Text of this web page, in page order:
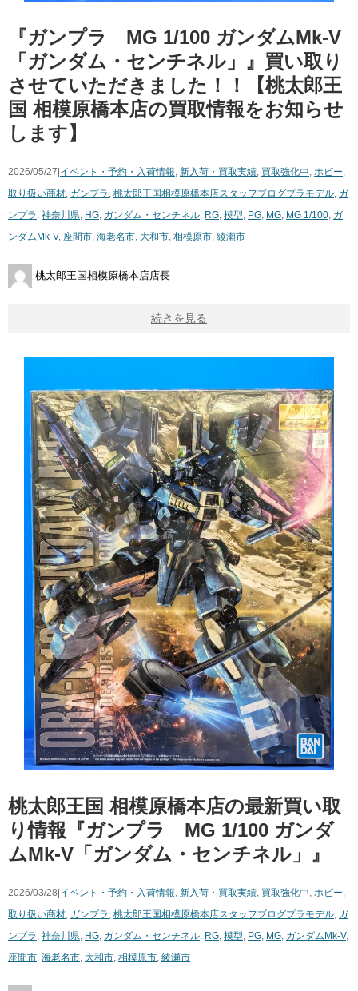
『ガンプラ MG ​1/100 ​ガンダムMk-V
「ガンダム・センチネル」』買い取り
させていただきました！！【桃太郎王
国 相模原橋本店の買取情報をお知らせ
します】
2026/05/27|イベント・予約・入荷情報 新入荷・買取実績 買取強化中 ホビー
取り扱い商材 ガンプラ 桃太郎王国相模原橋本店スタッフブログプラモデル ガ
ンプラ 神奈川県 HG ガンダム・センチネル RG 模型 PG MG MG ​1/100 ガ
ンダムMk-V, 座間市 海老名市 大和市 相模原市 綾瀬市
桃太郎王国相模原橋本店店長
続きを見る
桃太郎王国 相模原橋本店の最新買い取
り情報『ガンプラ MG ​1/100 ​ガンダ
ムMk-V「ガンダム・センチネル」』
2026/03/28| イベント・予約・入荷情報, 新入荷・買取実績, 買取強化中, ホビー,
取り扱い商材, ガンプラ , 桃太郎王国相模原橋本店スタッフブログプラモデル, ガ
ンプラ , 神奈川県, HG, ガンダム・センチネル, RG, 模型, PG, MG, ガンダムMk-V,
座間市, 海老名市, 大和市, 相模原市, 綾瀬市